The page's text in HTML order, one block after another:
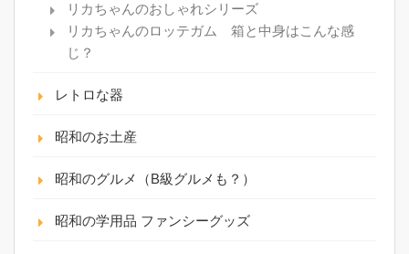
リカちゃんのおしゃれシリーズ
リカちゃんのロッテガム 箱と中身はこんな感
じ？
レトロな器
昭和のお土産
昭和のグルメ（B級グルメも？）
昭和の学用品 ファンシーグッズ